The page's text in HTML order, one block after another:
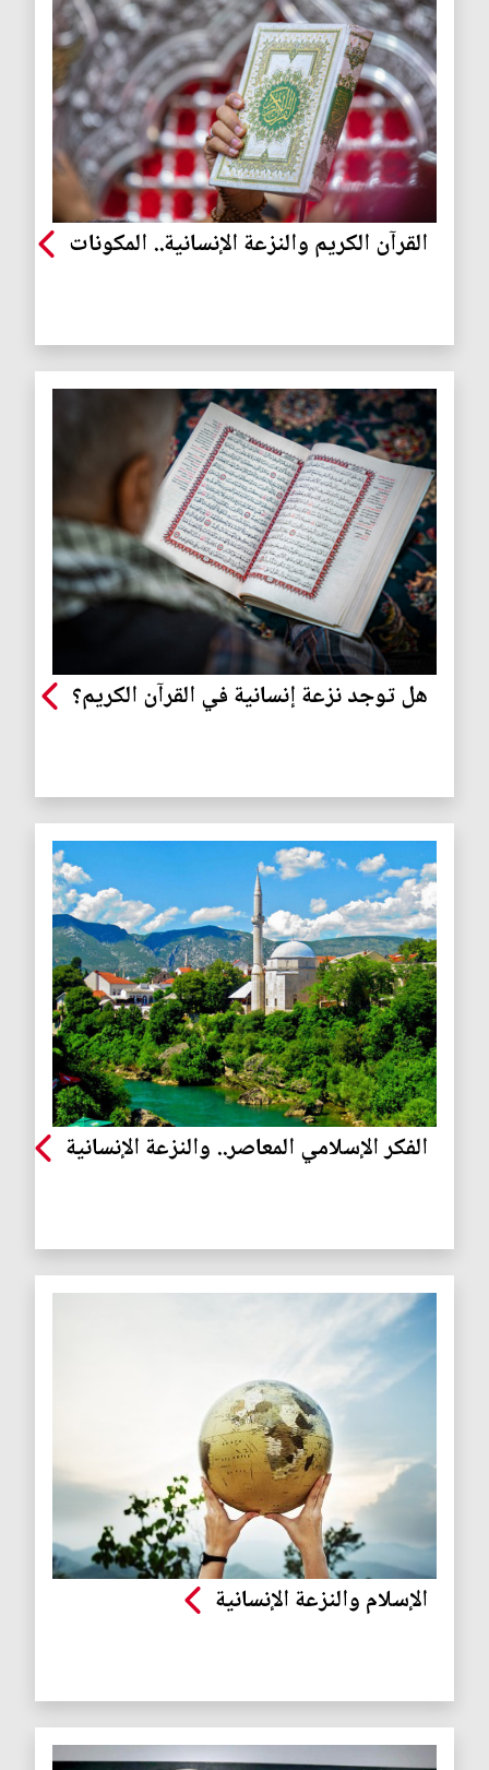
القرآن الكريم والنزعة الإنسانية.. المكونات
هل توجد نزعة إنسانية في القرآن الكريم؟
الفكر الإسلامي المعاصر.. والنزعة الإنسانية
الإسلام والنزعة الإنسانية